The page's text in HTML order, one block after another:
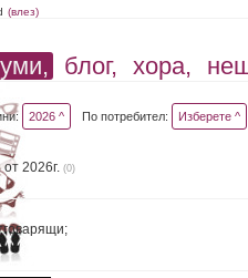
(влез)
блог, хора,
2026 ^ По потребител: Изберете ^
2026г. (0)